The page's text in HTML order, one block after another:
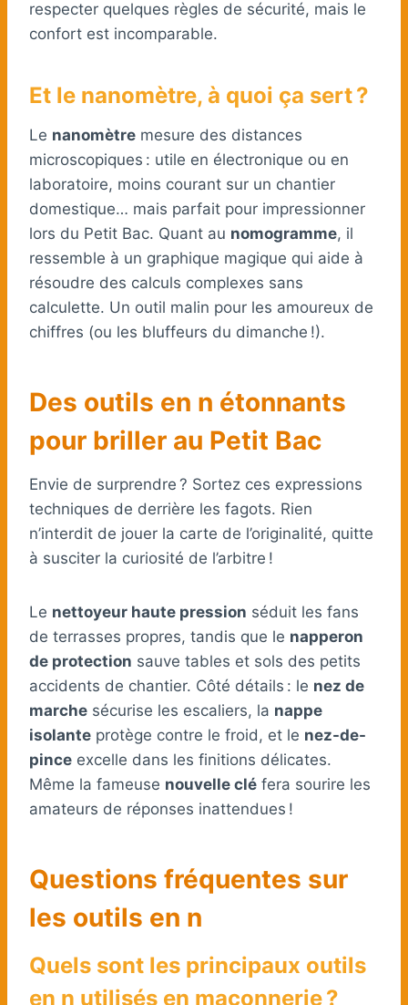
respecter quelques règles de sécurité, mais le
confort est incomparable.
Et le nanomètre, à quoi ça sert ?
Le nanomètre mesure des distances
microscopiques : utile en électronique ou en
laboratoire, moins courant sur un chantier
domestique… mais parfait pour impressionner
lors du Petit Bac. Quant au nomogramme, il
ressemble à un graphique magique qui aide à
résoudre des calculs complexes sans
calculette. Un outil malin pour les amoureux de
chiffres (ou les bluffeurs du dimanche !).
Des outils en n étonnants
pour briller au Petit Bac
Envie de surprendre ? Sortez ces expressions
techniques de derrière les fagots. Rien
n’interdit de jouer la carte de l’originalité, quitte
à susciter la curiosité de l’arbitre !
Le nettoyeur haute pression séduit les fans
de terrasses propres, tandis que le napperon
de protection sauve tables et sols des petits
accidents de chantier. Côté détails : le nez de
marche sécurise les escaliers, la nappe
isolante protège contre le froid, et le nez-de-
pince excelle dans les finitions délicates.
Même la fameuse nouvelle clé fera sourire les
amateurs de réponses inattendues !
Questions fréquentes sur
les outils en n
Quels sont les principaux outils
en n utilisés en maçonnerie ?